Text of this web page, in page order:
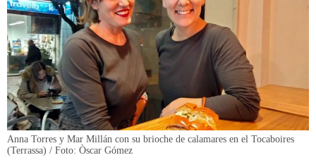
Anna Torres y Mar Millán con su brioche de calamares en el Tocaboires
(Terrassa) / Foto: Òscar Gómez